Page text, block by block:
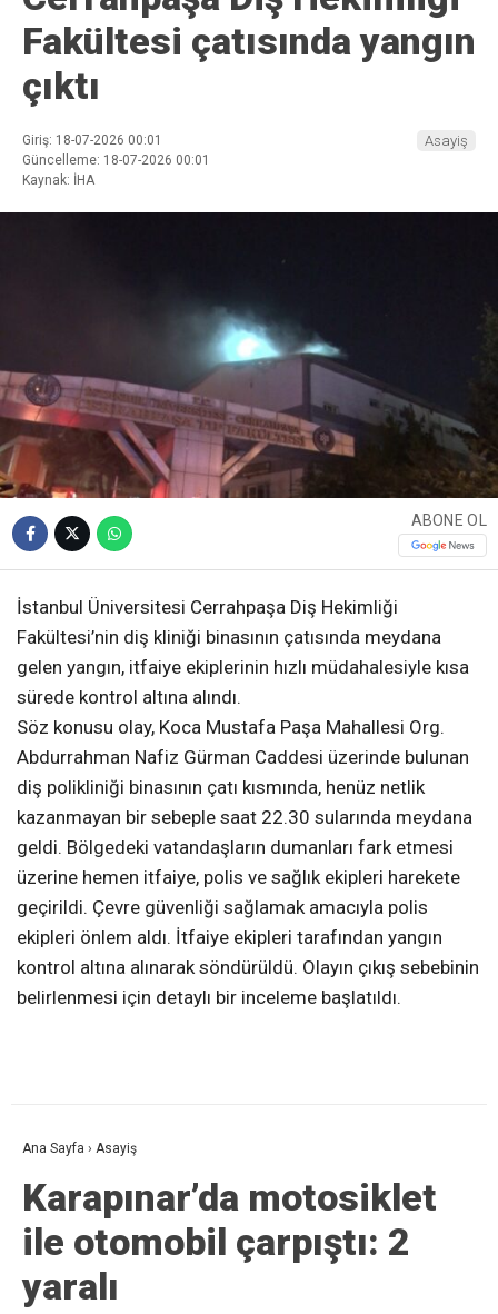
Fakültesi çatısında yangın
çıktı
Giriş: 18-07-2026 00:01
Güncelleme: 18-07-2026 00:01
Kaynak: İHA
Asayiş
ABONE OL
İstanbul Üniversitesi Cerrahpaşa Diş Hekimliği
Fakültesi’nin diş kliniği binasının çatısında meydana
gelen yangın, itfaiye ekiplerinin hızlı müdahalesiyle kısa
sürede kontrol altına alındı.
Söz konusu olay, Koca Mustafa Paşa Mahallesi Org.
Abdurrahman Nafiz Gürman Caddesi üzerinde bulunan
diş polikliniği binasının çatı kısmında, henüz netlik
kazanmayan bir sebeple saat 22.30 sularında meydana
geldi. Bölgedeki vatandaşların dumanları fark etmesi
üzerine hemen itfaiye, polis ve sağlık ekipleri harekete
geçirildi. Çevre güvenliği sağlamak amacıyla polis
ekipleri önlem aldı. İtfaiye ekipleri tarafından yangın
kontrol altına alınarak söndürüldü. Olayın çıkış sebebinin
belirlenmesi için detaylı bir inceleme başlatıldı.
Ana Sayfa › Asayiş
Karapınar’da motosiklet
ile otomobil çarpıştı: 2
yaralı